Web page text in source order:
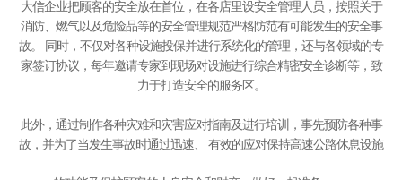
大信企业把顾客的安全放在首位，在各店里设安全管理人员，按照关于
消防、燃气以及危险品等的安全管理规范严格防范有可能发生的安全事
故。
同时，不仅对各种设施投保并进行系统化的管理，还与各领域的专
家签订协议，每年邀请专家到现场对设施进行综合精密安全诊断等，致
力于打造安全的服务区。
此外，通过制作各种灾难和灾害应对指南及进行培训，事先预防各种事
故，并为了当发生事故时通过迅速、
有效的应对保持高速公路休息设施